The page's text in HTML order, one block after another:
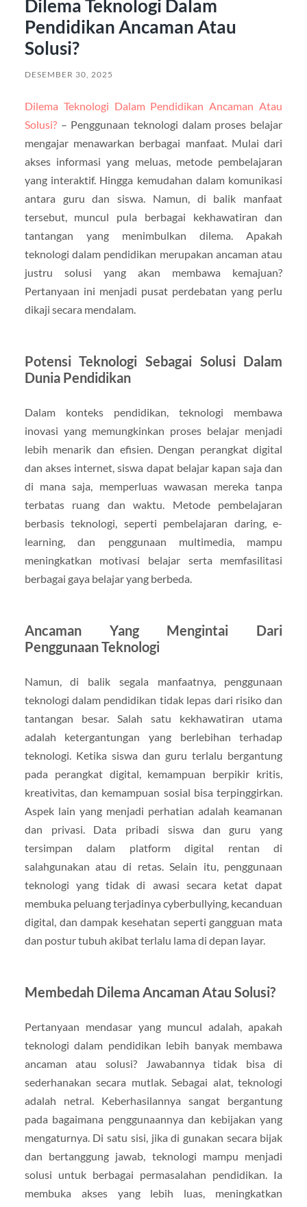
Dilema Teknologi Dalam
Pendidikan Ancaman Atau
Solusi?
DESEMBER 30, 2025
Dilema Teknologi Dalam Pendidikan Ancaman Atau
Solusi?– Penggunaan teknologi dalam proses belajar
mengajar menawarkan berbagai manfaat. Mulai dari
akses informasi yang meluas, metode pembelajaran
yang interaktif. Hingga kemudahan dalam komunikasi
antara guru dan siswa. Namun, di balik manfaat
tersebut, muncul pula berbagai kekhawatiran dan
tantangan yang menimbulkan dilema. Apakah
teknologi dalam pendidikan merupakan ancaman atau
justru solusi yang akan membawa kemajuan?
Pertanyaan ini menjadi pusat perdebatan yang perlu
dikaji secara mendalam.
Potensi Teknologi Sebagai Solusi Dalam
Dunia Pendidikan
Dalam konteks pendidikan, teknologi membawa
inovasi yang memungkinkan proses belajar menjadi
lebih menarik dan efisien. Dengan perangkat digital
dan akses internet, siswa dapat belajar kapan saja dan
di mana saja, memperluas wawasan mereka tanpa
terbatas ruang dan waktu. Metode pembelajaran
berbasis teknologi, seperti pembelajaran daring, e-
learning, dan penggunaan multimedia, mampu
meningkatkan motivasi belajar serta memfasilitasi
berbagai gaya belajar yang berbeda.
Ancaman Yang Mengintai Dari
Penggunaan Teknologi
Namun, di balik segala manfaatnya, penggunaan
teknologi dalam pendidikan tidak lepas dari risiko dan
tantangan besar. Salah satu kekhawatiran utama
adalah ketergantungan yang berlebihan terhadap
teknologi. Ketika siswa dan guru terlalu bergantung
pada perangkat digital, kemampuan berpikir kritis,
kreativitas, dan kemampuan sosial bisa terpinggirkan.
Aspek lain yang menjadi perhatian adalah keamanan
dan privasi. Data pribadi siswa dan guru yang
tersimpan dalam platform digital rentan di
salahgunakan atau di retas. Selain itu, penggunaan
teknologi yang tidak di awasi secara ketat dapat
membuka peluang terjadinya cyberbullying, kecanduan
digital, dan dampak kesehatan seperti gangguan mata
dan postur tubuh akibat terlalu lama di depan layar.
Membedah Dilema Ancaman Atau Solusi?
Pertanyaan mendasar yang muncul adalah, apakah
teknologi dalam pendidikan lebih banyak membawa
ancaman atau solusi? Jawabannya tidak bisa di
sederhanakan secara mutlak. Sebagai alat, teknologi
adalah netral. Keberhasilannya sangat bergantung
pada bagaimana penggunaannya dan kebijakan yang
mengaturnya. Di satu sisi, jika di gunakan secara bijak
dan bertanggung jawab, teknologi mampu menjadi
solusi untuk berbagai permasalahan pendidikan. Ia
membuka akses yang lebih luas, meningkatkan